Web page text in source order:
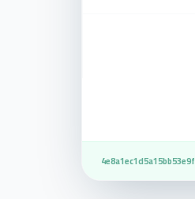
4e8a1ec1d5a15bb53e9f